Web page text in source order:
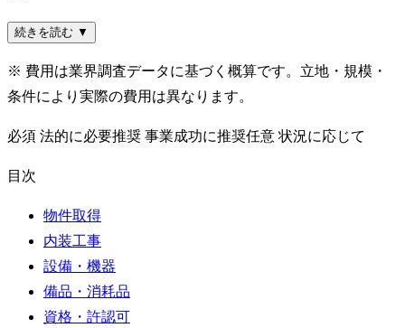
続きを読む ▼
※ 費用は業界調査データに基づく概算です。立地・規模・
条件により実際の費用は異なります。
必須 法的に必要推奨 事業成功に推奨任意 状況に応じて
目次
物件取得
内装工事
設備・機器
備品・消耗品
資格・許認可